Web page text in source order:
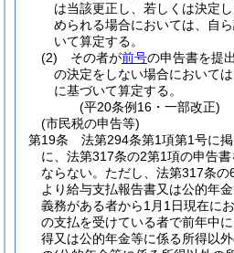
は当該更正し、若しくは決定
められる場合においては、自
いて算定する。
(2)
その者が前号の申告書を提
の決定をしない場合において
に基づいて算定する。
(平20条例16・一部改正)
(市民税の申告等)
第19条
法第294条第1項第1号に
に、法第317条の2第1項の申告
ならない。 ただし、法第317条
より給与支払報告書又は公的年
義務がある者から1月1日現在に
の支払を受けている者で前年中
得又は公的年金等に係る所得以